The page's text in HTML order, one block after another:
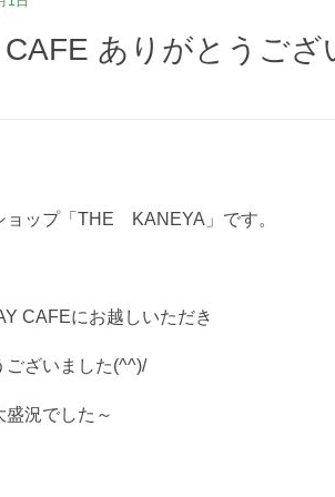
CAFE ありがとうござ
ョップ「THE KANEYA」です。
CAFEにお越しいただき
ございました(^^)/
盛況でした～